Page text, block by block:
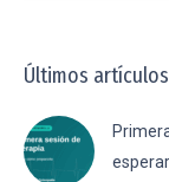
Últimos artículos